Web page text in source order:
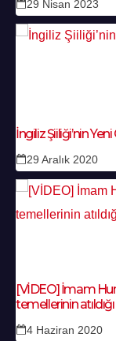
29 Nisan 2023
İngiliz Şiiliği’nin
29 Aralık 2020
[VİDEO] İmam
temellerinin
4 Haziran 2020